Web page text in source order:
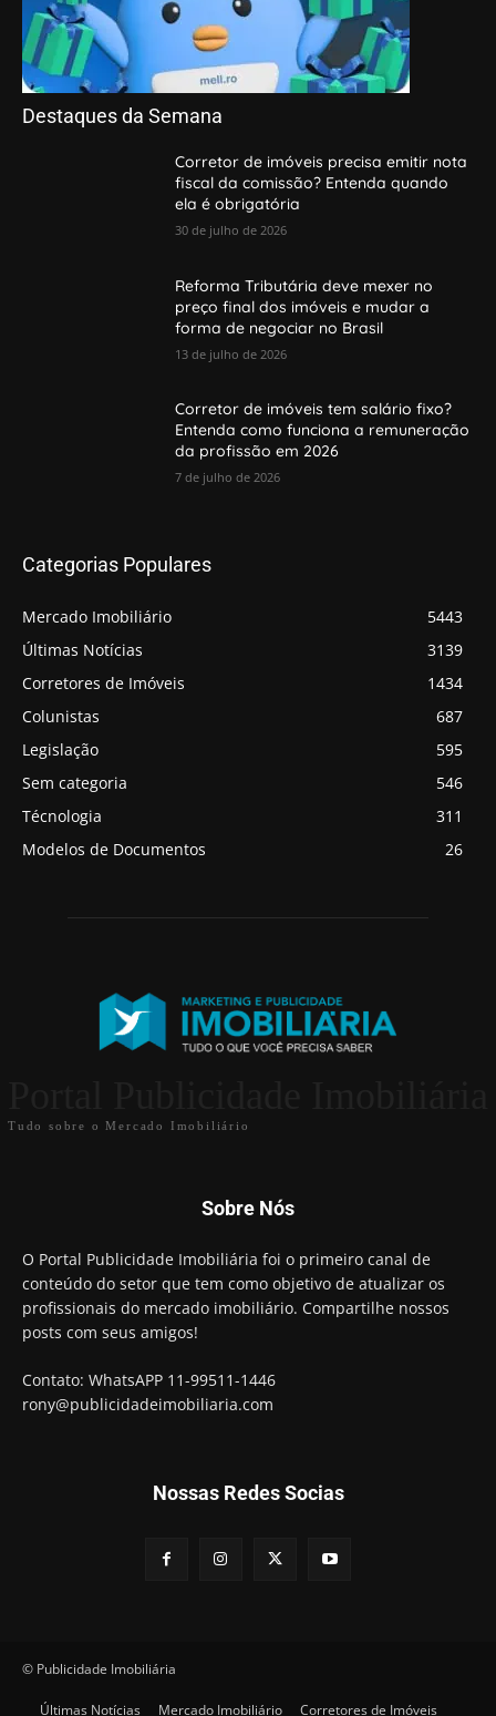
Destaques da Semana
Corretor de imóveis precisa emitir nota
fiscal da comissão? Entenda quando
ela é obrigatória
30 de julho de 2026
Reforma Tributária deve mexer no
preço final dos imóveis e mudar a
forma de negociar no Brasil
13 de julho de 2026
Corretor de imóveis tem salário fixo?
Entenda como funciona a remuneração
da profissão em 2026
7 de julho de 2026
Categorias Populares
Mercado Imobiliário
5443
Últimas Notícias
3139
Corretores de Imóveis
1434
Colunistas
687
Legislação
595
Sem categoria
546
Técnologia
311
Modelos de Documentos
26
Tudo sobre o Mercado Imobiliário
Sobre Nós
O Portal Publicidade Imobiliária foi o primeiro canal de
conteúdo do setor que tem como objetivo de atualizar os
profissionais do mercado imobiliário. Compartilhe nossos
posts com seus amigos!
Contato: WhatsAPP 11-99511-1446
rony@publicidadeimobiliaria.com
Nossas Redes Socias
© Publicidade Imobiliária
Últimas Notícias Mercado Imobiliário Corretores de Imóveis